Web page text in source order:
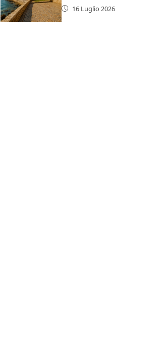
16 Luglio 2026